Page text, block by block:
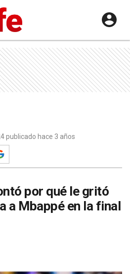
publicado hace 3 años
por qué le gritó
a Mbappé en la final